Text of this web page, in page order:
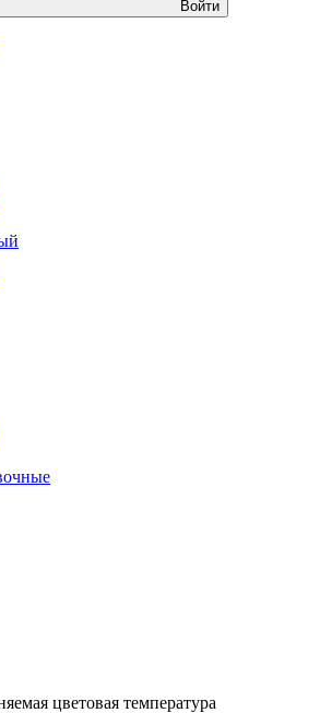
Войти
цветовая температура